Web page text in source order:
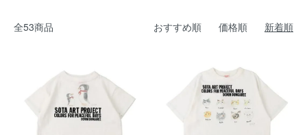
全53商品 おすすめ順 価格順 新着順